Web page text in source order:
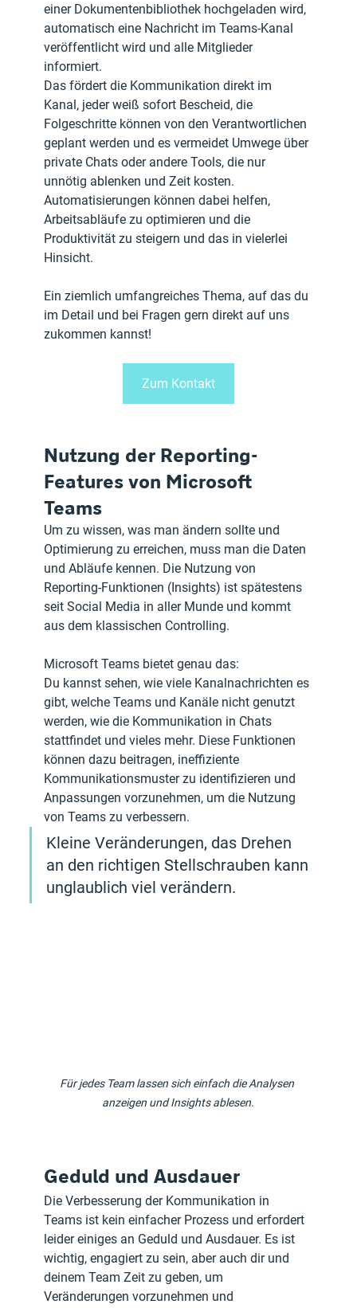
einer Dokumentenbibliothek hochgeladen wird,
automatisch eine Nachricht im Teams-Kanal
veröffentlicht wird und alle Mitglieder
informiert.
Das fördert die Kommunikation direkt im
Kanal, jeder weiß sofort Bescheid, die
Folgeschritte können von den Verantwortlichen
geplant werden und es vermeidet Umwege über
private Chats oder andere Tools, die nur
unnötig ablenken und Zeit kosten.
Automatisierungen können dabei helfen,
Arbeitsabläufe zu optimieren und die
Produktivität zu steigern und das in vielerlei
Hinsicht.
Ein ziemlich umfangreiches Thema, auf das du
im Detail und bei Fragen gern direkt auf uns
zukommen kannst!
Zum Kontakt
Nutzung der Reporting-
Features von Microsoft
Teams
Um zu wissen, was man ändern sollte und
Optimierung zu erreichen, muss man die Daten
und Abläufe kennen. Die Nutzung von
Reporting-Funktionen (Insights) ist spätestens
seit Social Media in aller Munde und kommt
aus dem klassischen Controlling.
Microsoft Teams bietet genau das:
Du kannst sehen, wie viele Kanalnachrichten es
gibt, welche Teams und Kanäle nicht genutzt
werden, wie die Kommunikation in Chats
stattfindet und vieles mehr. Diese Funktionen
können dazu beitragen, ineffiziente
Kommunikationsmuster zu identifizieren und
Anpassungen vorzunehmen, um die Nutzung
von Teams zu verbessern.
Kleine Veränderungen, das Drehen
an den richtigen Stellschrauben kann
unglaublich viel verändern.
Für jedes Team lassen sich einfach die Analysen
anzeigen und Insights ablesen.
Geduld und Ausdauer
Die Verbesserung der Kommunikation in
Teams ist kein einfacher Prozess und erfordert
leider einiges an Geduld und Ausdauer. Es ist
wichtig, engagiert zu sein, aber auch dir und
deinem Team Zeit zu geben, um
Veränderungen vorzunehmen und